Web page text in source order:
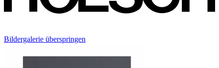
Bildergalerie überspringen